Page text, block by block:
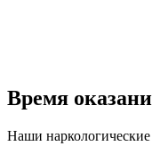
Время
Наши